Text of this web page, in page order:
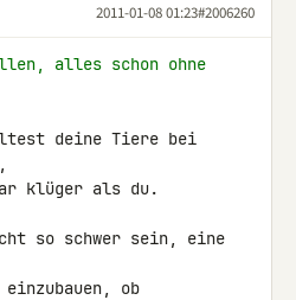
2011-01-08 01:23#2006260
alles schon ohne
deine Tiere bei
klüger als du.
so schwer sein, eine
einzubauen, ob